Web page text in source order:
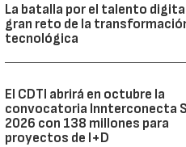
La batalla por el talento
gran reto de la
tecnológica
El CDTI abrirá en octubre la
convocatoria Innterconecta
2026 con 138 millones para
proyectos de I+D